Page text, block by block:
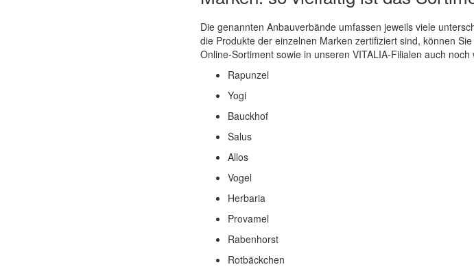
Die genannten Anbauverbände umfassen jeweils viele
die Produkte der einzelnen Marken zertifiziert sind, können
Online-Sortiment sowie in unseren VITALIA-Filialen auch
Rapunzel
Yogi
Bauckhof
Salus
Allos
Vogel
Herbaria
Provamel
Rabenhorst
Rotbäckchen